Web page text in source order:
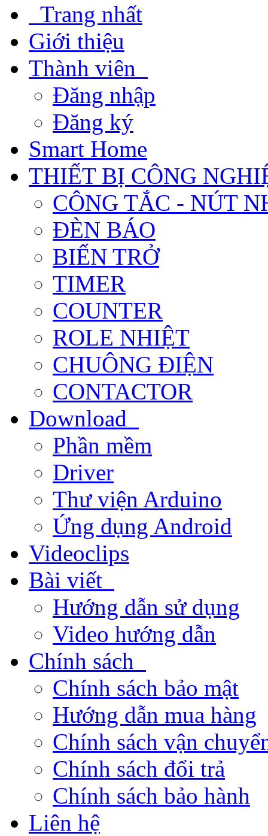
Trang nhất
Giới thiệu
Thành viên
Đăng nhập
Đăng ký
Smart Home
THIẾT BỊ CÔNG
CÔNG TẮC - NÚT
ĐÈN BÁO
BIẾN TRỞ
TIMER
COUNTER
ROLE NHIỆT
CHUÔNG ĐIỆN
CONTACTOR
Download
Phần mềm
Driver
Thư viện Arduino
Ứng dụng Android
Videoclips
Bài viết
Hướng dẫn sử dụng
Video hướng dẫn
Chính sách
Chính sách bảo mật
Hướng dẫn mua hàng
Chính sách vận
Chính sách đổi trả
Chính sách bảo hành
Liên hệ